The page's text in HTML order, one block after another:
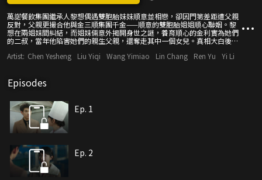
萬諾餐飲集團繼承人黎想偶遇雙胞胎妹妹順意並相戀，卻因門第差距遭父親
反對，父親更撮合他與金三順集團千金——順意的雙胞胎姐姐順心聯姻。黎
想在兩姐妹間糾結，而姐妹倆意外揭開身世之謎，養育順心的金利實為她們
的二叔，當年他陷害她們的親生父親，還奪走其中一個女兒。真相大白後，
新生活。
Artist: Chen Yesheng Liu Yiqi Wang Yimiao Lin Chang Ren Yu Yi Li
Episodes
Ep. 1
Ep. 2